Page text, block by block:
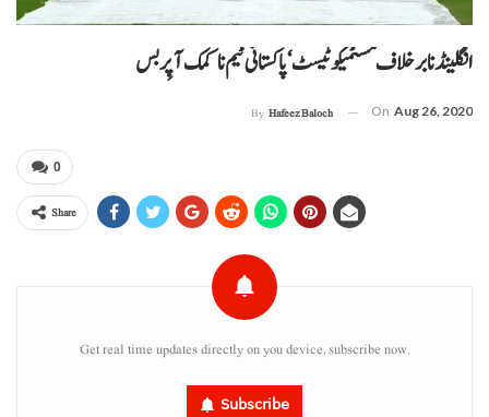
انگلینڈ نا برخلاف مسٹمیکو ٹیسٹ‘ پاکستانی ٹیم نا کمک آ پِر بس
By Hafeez Baloch On Aug 26, 2020
0
Share
Get real time updates directly on you device, subscribe now.
Subscribe